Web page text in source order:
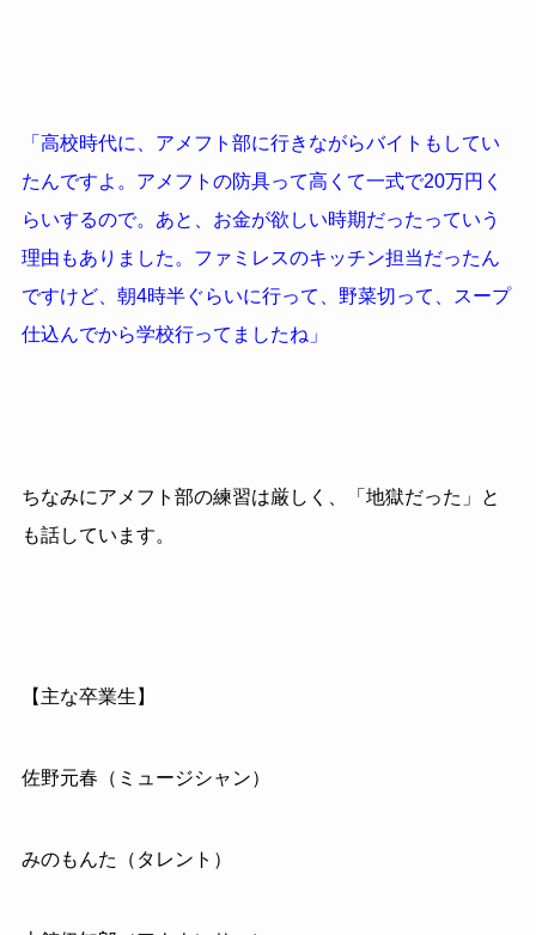
「高校時代に、アメフト部に行きながらバイトもしてい
たんですよ。アメフトの防具って高くて一式で20万円く
らいするので。あと、お金が欲しい時期だったっていう
理由もありました。ファミレスのキッチン担当だったん
ですけど、朝4時半ぐらいに行って、野菜切って、スープ
仕込んでから学校行ってましたね」
ちなみにアメフト部の練習は厳しく、「地獄だった」と
も話しています。
【主な卒業生】
佐野元春（ミュージシャン）
みのもんた（タレント）